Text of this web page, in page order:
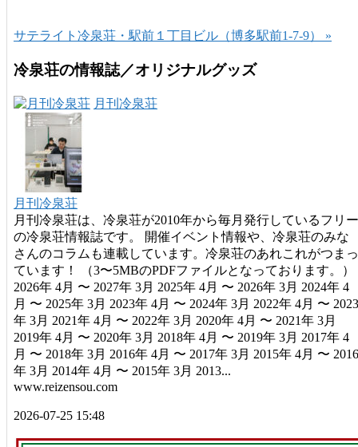
サテライト冷泉荘・駅前１丁目ビル（博多駅前1-7-9） »
冷泉荘の情報誌／オリジナルグッズ
月刊冷泉荘
月刊冷泉荘
月刊冷泉荘は、冷泉荘が2010年から毎月発行しているフリー
の冷泉荘情報誌です。 開催イベント情報や、冷泉荘のみな
さんのコラムも連載しています。冷泉荘のあれこれがつまっ
ています！ （3〜5MBのPDFファイルとなっております。）
2026年 4月 〜 2027年 3月 2025年 4月 〜 2026年 3月 2024年 4
月 〜 2025年 3月 2023年 4月 〜 2024年 3月 2022年 4月 〜 2023
年 3月 2021年 4月 〜 2022年 3月 2020年 4月 〜 2021年 3月
2019年 4月 〜 2020年 3月 2018年 4月 〜 2019年 3月 2017年 4
月 〜 2018年 3月 2016年 4月 〜 2017年 3月 2015年 4月 〜 2016
年 3月 2014年 4月 〜 2015年 3月 2013...
www.reizensou.com
2026-07-25 15:48